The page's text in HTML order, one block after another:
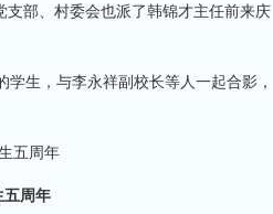
部、村委会也派了韩锦才主任前来庆
生，与李永祥副校长等人一起合影，
五周年